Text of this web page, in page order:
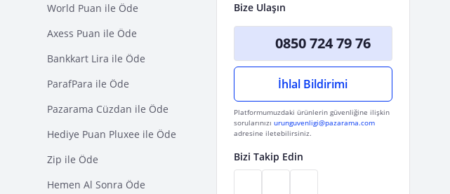
World Puan ile Öde
Axess Puan ile Öde
Bankkart Lira ile Öde
ParafPara ile Öde
Pazarama Cüzdan ile Öde
Hediye Puan Pluxee ile Öde
Zip ile Öde
Hemen Al Sonra Öde
Bize Ulaşın
0850 724 79 76
İhlal Bildirimi
Platformumuzdaki ürünlerin güvenliğine ilişkin
sorularınızı urunguvenligi@pazarama.com
adresine iletebilirsiniz.
Bizi Takip Edin